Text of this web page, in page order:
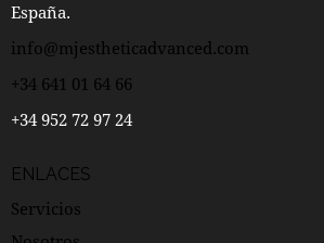
España.
info@mjestheticadvanced.com
+34 641 01 64 66
+34 952 72 97 24
ENLACES
Servicios